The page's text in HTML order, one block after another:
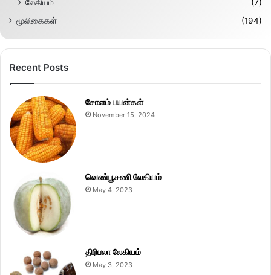
லேகியம்
(7)
மூலிகைகள் (194)
Recent Posts
சோளம் பயன்கள்
November 15, 2024
வெண்பூசணி லேகியம்
May 4, 2023
திரிபலா லேகியம்
May 3, 2023